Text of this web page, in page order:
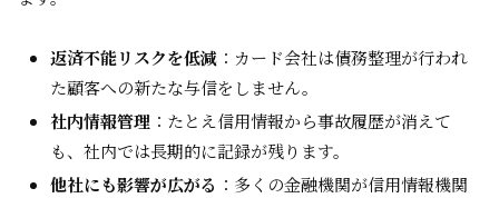
返済不能リスクを低減 ：カード会社は債務整理が行われ
た顧客への新たな与信をしません。
社内情報管理 ：たとえ信用情報から事故履歴が消えて
も、社内では長期的に記録が残ります。
他社にも影響が広がる ：多くの金融機関が信用情報機関